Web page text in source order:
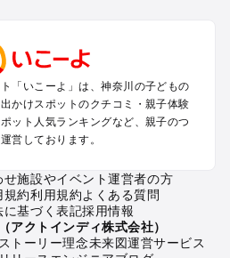
のプールお出かけ
のプールお出かけ
青葉台・鶴見のプールお出かけ
け
仙石原・芦ノ湖）のプールお出か
お出かけ
横浜）のプールお出かけ
「いこーよ」は、神奈川の子どもの
かけスポットのクチコミ・親子体験
ット人気ランキングなど、親子のつ
営しております。
せ施設やイベント運営者の方
規約利用規約よくある質問
に基づく表記採用情報
アクトインディ株式会社）
トーリー理念未来図運営サービス